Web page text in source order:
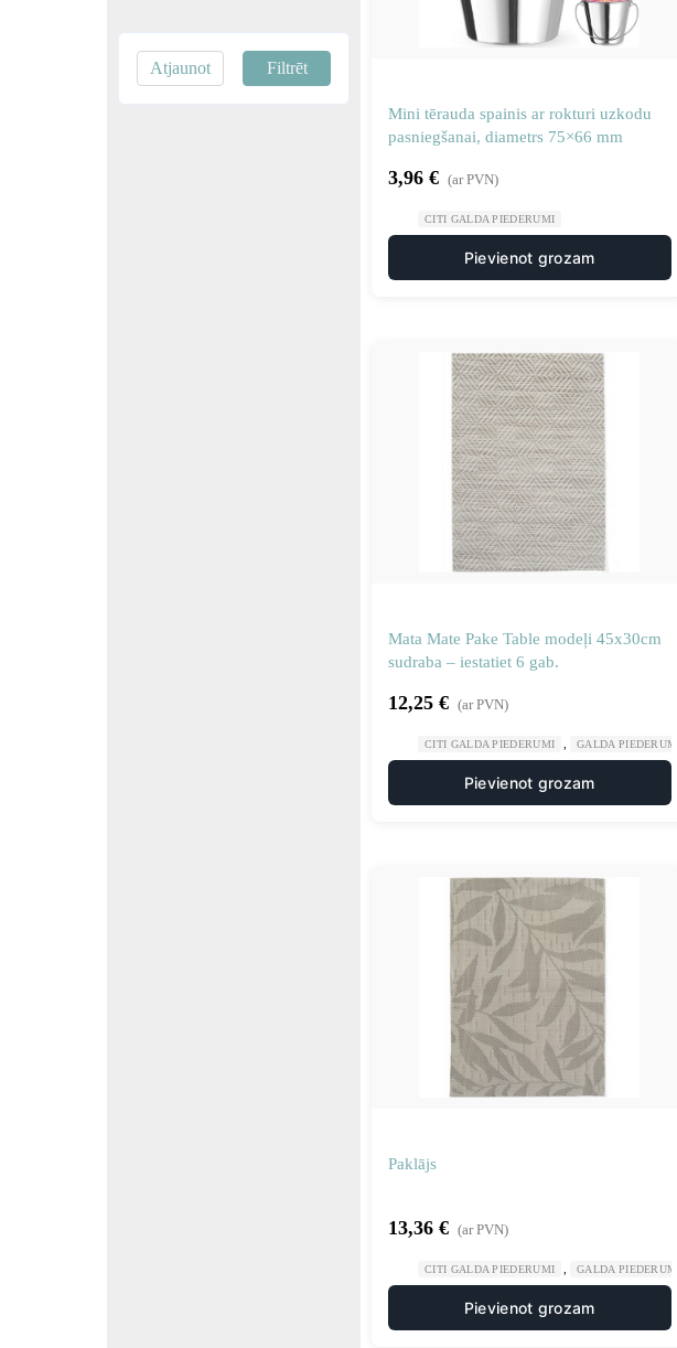
Filtrēt
Atjaunot
Mini tērauda spainis ar rokturi uzkodu
pasniegšanai, diametrs 75×66 mm
3,96 € (ar PVN)
CITI GALDA PIEDERUMI
Pievienot grozam
Mata Mate Pake Table modeļi 45x30cm
sudraba – iestatiet 6 gab.
12,25 € (ar PVN)
CITI GALDA PIEDERUMI GALDA PIEDERUMI
Pievienot grozam
Paklājs
13,36 € (ar PVN)
CITI GALDA PIEDERUMI GALDA PIEDERUMI
Pievienot grozam